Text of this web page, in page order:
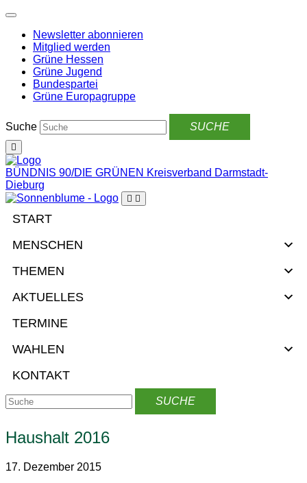
Weiter
Inhalt
Newsletter abonnieren
Mitglied werden
Grüne Hessen
Grüne Jugend
Bundespartei
Grüne Europagruppe
Suche
BÜNDNIS 90/DIE GRÜNEN Kreisverband Darmstadt-
Dieburg
START
MENSCHEN
THEMEN
AKTUELLES
TERMINE
WAHLEN
KONTAKT
Haushalt 2016
17. Dezember 2015